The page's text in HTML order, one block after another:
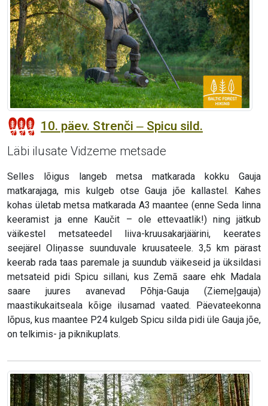
10. päev. Strenči ‒ Spicu sild.
Läbi ilusate Vidzeme metsade
Selles lõigus langeb metsa matkarada kokku Gauja
matkarajaga, mis kulgeb otse Gauja jõe kallastel. Kahes
kohas ületab metsa matkarada A3 maantee (enne Seda linna
keeramist ja enne Kaučit – ole ettevaatlik!) ning jätkub
väikestel metsateedel liiva-kruusakarjäärini, keerates
seejärel Oliņasse suunduvale kruusateele. 3,5 km pärast
keerab rada taas paremale ja suundub väikeseid ja üksildasi
metsateid pidi Spicu sillani, kus Zemā saare ehk Madala
saare juures avanevad Põhja-Gauja (Ziemeļgauja)
maastikukaitseala kõige ilusamad vaated. Päevateekonna
lõpus, kus maantee P24 kulgeb Spicu silda pidi üle Gauja jõe,
on telkimis- ja piknikuplats.